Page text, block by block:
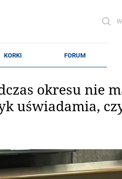
okresu nie
uświadamia,